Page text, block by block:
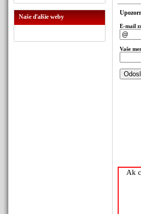
Naše ďalšie weby
E-mail
Vaše
Ak